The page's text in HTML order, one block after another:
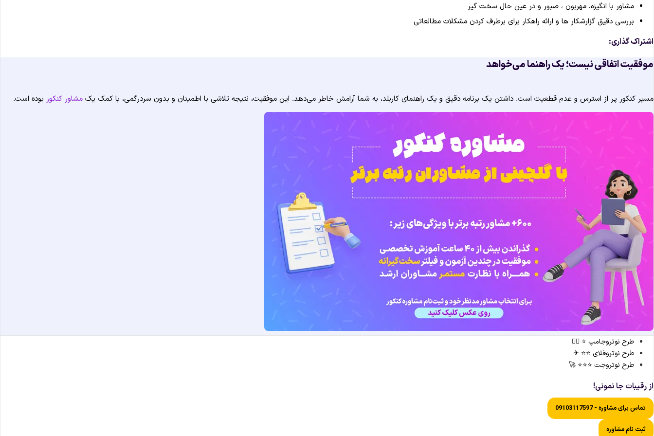
مشاور با انگیزه، مهربون ، صبور و در عین حال سخت گیر
بررسی دقیق گزارشکار ها و ارائه راهکار برای برطرف کردن مشکلات مطالعاتی
اشتراک گذاری:
موفقیت اتفاقی نیست؛ یک راهنما می‌خواهد
مسیر کنکور پر از استرس و عدم قطعیت است. داشتن یک برنامه دقیق و یک راهنمای کاربلد، به شما آرامش خاطر می‌دهد. این موفقیت، نتیجه تلاشی با اطمینان و بدون سردرگمی، با کمک یک مشاور کنکور بوده است.
طرح نوتروجامپ ⭐ 🏃‍♀️
طرح نوتروفلای ⭐⭐ ✈
طرح نوتروجت ⭐⭐⭐ 🚀
از رقیبات جا نمونی!
تماس برای مشاوره - 09103117597
ثبت نام مشاوره